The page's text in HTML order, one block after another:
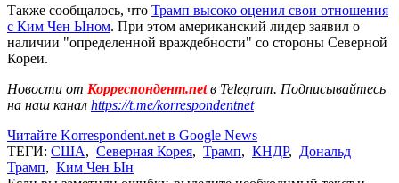
Также сообщалось, что Трамп высоко оценил свои отношения
с Ким Чен Ыном. При этом американский лидер заявил о
наличии "определенной враждебности" со стороны Северной
Кореи.
Новости от Корреспондент.netв Telegram. Подписывайтесь
на наш канал https://t.me/korrespondentnet
Читайте Korrespondent.net в Google News
ТЕГИ: США, Северная Корея, Трамп, КНДР, Дональд
Трамп, Ким Чен Ын